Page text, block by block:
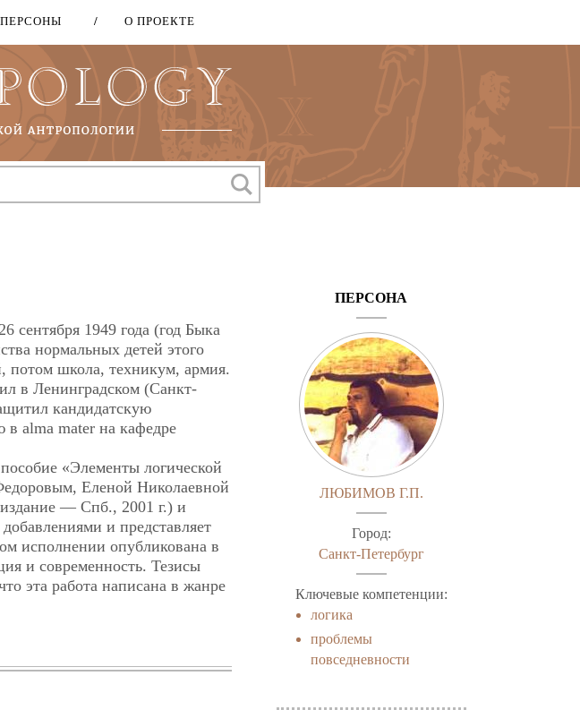
ПЕРСОНЫ О ПРОЕКТЕ
сентября 1949 года (год Быка
нормальных детей этого
потом школа, техникум, армия.
в Ленинградском (Санкт-
кандидатскую
в alma mater на кафедре
«Элементы логической
Еленой Николаевной
— Спб., 2001 г.) и
и представляет
исполнении опубликована в
и современность. Тезисы
эта работа написана в жанре
ПЕРСОНА
ЛЮБИМОВ Г.П.
Город:
Санкт-Петербург
Ключевые компетенции:
логика
проблемы
повседневности